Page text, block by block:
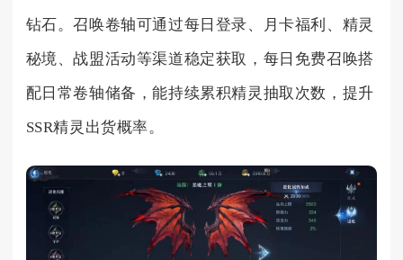
钻石。召唤卷轴可通过每日登录、月卡福利、精灵
秘境、战盟活动等渠道稳定获取，每日免费召唤搭
配日常卷轴储备，能持续累积精灵抽取次数，提升
SSR精灵出货概率。